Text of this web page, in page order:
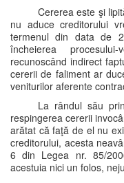
Cererea este şi
nu aduce creditorului
termenul din data de
încheierea
recunoscând indirect
cererii de faliment ar
veniturilor aferente
La rândul său
respingerea cererii
arătat că faţă de el nu
creditorului, acesta
6 din Legea nr. 85/
acestuia nici un folos,